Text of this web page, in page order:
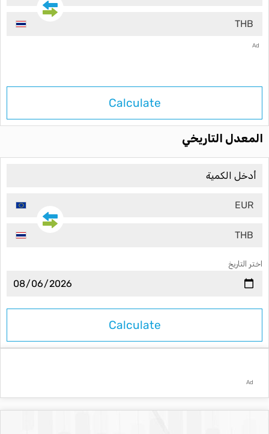
THB
Ad
Calculate
المعدل التاريخي
EUR
THB
اختر التاريخ
Ad